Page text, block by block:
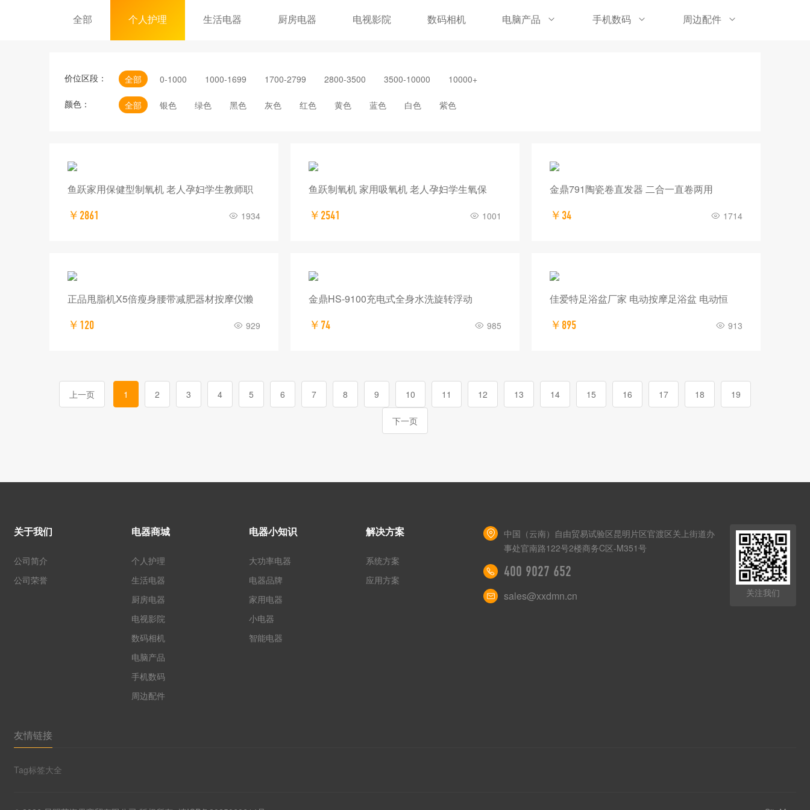
全部 个人护理 生活电器 厨房电器 电视影院 数码相机 电脑产品 手机数码 周边配件
价位区段： 全部 0-1000 1000-1699 1700-2799 2800-3500 3500-10000 10000+
颜色： 全部 银色 绿色 黑色 灰色 红色 黄色 蓝色 白色 紫色
鱼跃家用保健型制氧机 老人孕妇学生教师职
￥2861 1934
鱼跃制氧机 家用吸氧机 老人孕妇学生氧保
￥2541 1001
金鼎791陶瓷卷直发器 二合一直卷两用
￥34 1714
正品甩脂机X5倍瘦身腰带减肥器材按摩仪懒
￥120 929
金鼎HS-9100充电式全身水洗旋转浮动
￥74 985
佳爱特足浴盆厂家 电动按摩足浴盆 电动恒
￥895 913
上一页 1 2 3 4 5 6 7 8 9 10 11 12 13 14 15 16 17 18 19
下一页
关于我们
公司简介
公司荣誉
电器商城
个人护理
生活电器
厨房电器
电视影院
数码相机
电脑产品
手机数码
周边配件
电器小知识
大功率电器
电器品牌
家用电器
小电器
智能电器
解决方案
系统方案
应用方案
中国（云南）自由贸易试验区昆明片区官渡区关上街道办
事处官南路122号2楼商务C区-M351号
400 9027 652
sales@xxdmn.cn 关注我们
友情链接
Tag标签大全